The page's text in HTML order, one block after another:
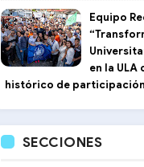
Equipo
en la ULA
histórico de participación
SECCIONES